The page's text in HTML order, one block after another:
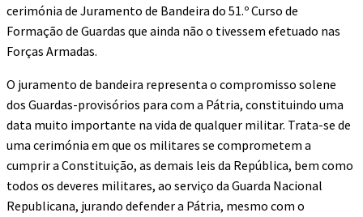
cerimónia de Juramento de Bandeira do 51.º Curso de
Formação de Guardas que ainda não o tivessem efetuado nas
Forças Armadas.
O juramento de bandeira representa o compromisso solene
dos Guardas-provisórios para com a Pátria, constituindo uma
data muito importante na vida de qualquer militar. Trata-se de
uma cerimónia em que os militares se comprometem a
cumprir a Constituição, as demais leis da República, bem como
todos os deveres militares, ao serviço da Guarda Nacional
Republicana, jurando defender a Pátria, mesmo com o